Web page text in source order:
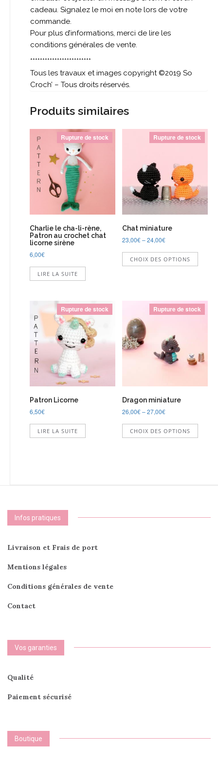
cadeau. Signalez le moi en note lors de votre
commande.
Pour plus d’informations, merci de lire les
conditions générales de vente.
*************************
Tous les travaux et images copyright ©2019 So
Croch’ – Tous droits réservés.
Produits similaires
Rupture de stock
Charlie le cha-li-rène,
Patron au crochet chat
licorne sirène
6,00€
LIRE LA SUITE
Rupture de stock
Chat miniature
23,00€–24,00€
CHOIX DES OPTIONS
Ce
Les
la
Rupture de stock
Patron Licorne
6,50€
LIRE LA SUITE
Rupture de stock
Dragon miniature
26,00€–27,00€
CHOIX DES OPTIONS
Ce
sur
Infos pratiques
Livraison et Frais de port
Mentions légales
Conditions générales de vente
Contact
Vos garanties
Qualité
Paiement sécurisé
Boutique